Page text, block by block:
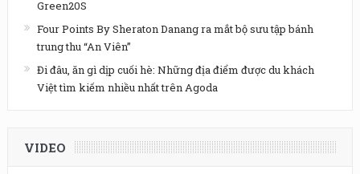
Green20S
Four Points By Sheraton Danang ra mắt bộ sưu tập bánh
trung thu “An Viên”
Đi đâu, ăn gì dịp cuối hè: Những địa điểm được du khách
Việt tìm kiếm nhiều nhất trên Agoda
VIDEO